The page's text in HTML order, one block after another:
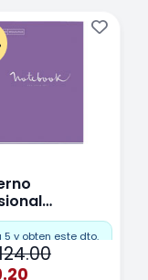
Emotions
hojas
5 y obten este dto.